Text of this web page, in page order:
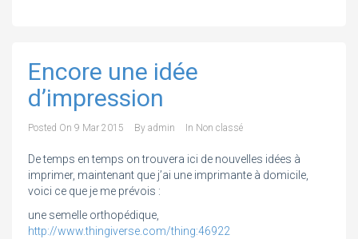
Encore une idée
d’impression
Posted On 9 Mar 2015 By admin In Non classé
De temps en temps on trouvera ici de nouvelles idées à
imprimer, maintenant que j’ai une imprimante à domicile,
voici ce que je me prévois :
une semelle orthopédique,
http://www.thingiverse.com/thing:46922